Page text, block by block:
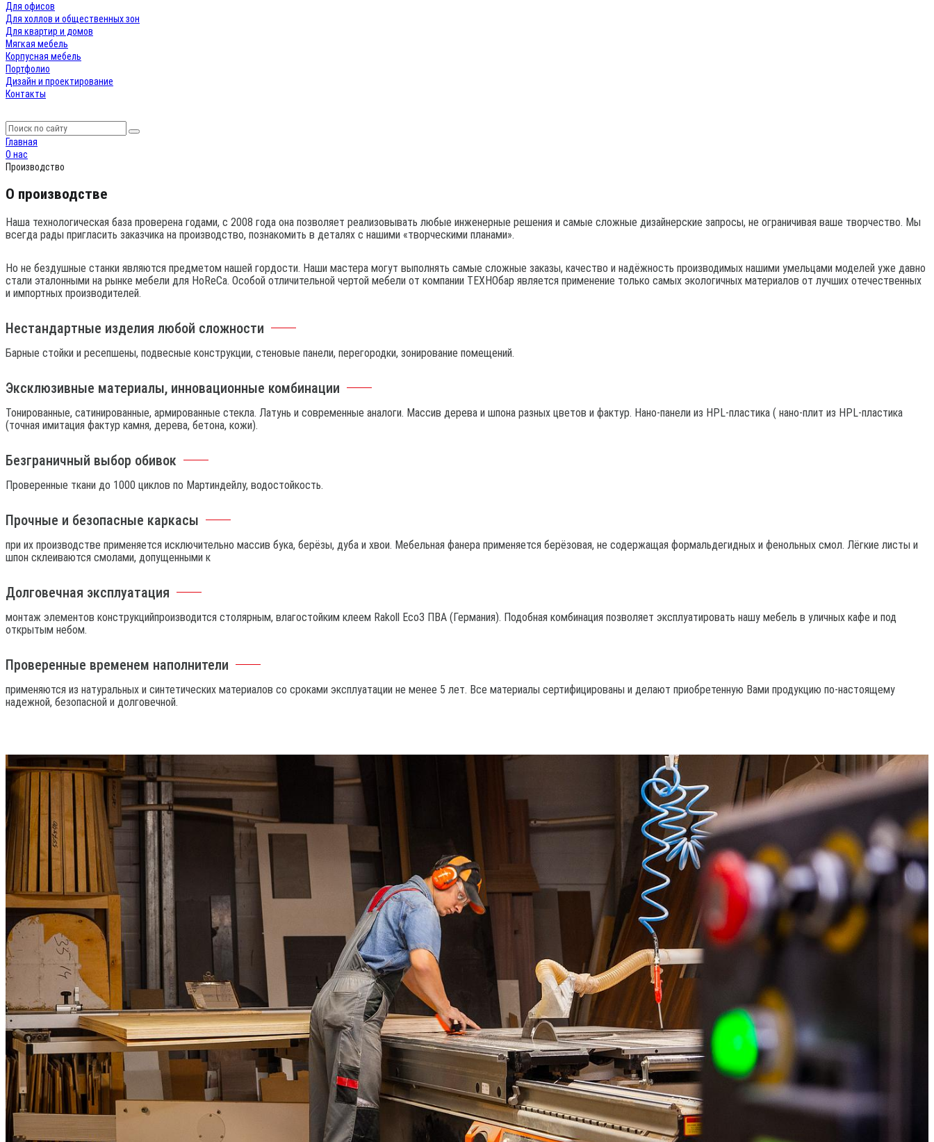
Для офисов
Для холлов и общественных зон
Для квартир и домов
Мягкая мебель
Корпусная мебель
Портфолио
Дизайн и проектирование
Контакты
Главная
О нас
Производство
О производстве
Наша технологическая база проверена годами, с 2008 года она позволяет реализовывать любые инженерные решения и самые сложные дизайнерские запросы, не ограничивая ваше творчество. Мы
всегда рады пригласить заказчика на производство, познакомить в деталях с нашими «творческими планами».
Но не бездушные станки являются предметом нашей гордости. Наши мастера могут выполнять самые сложные заказы, качество и надёжность производимых нашими умельцами моделей уже давно
стали эталонными на рынке мебели для HoReCa. Особой отличительной чертой мебели от компании ТЕХНОбар является применение только самых экологичных материалов от лучших отечественных
и импортных производителей.
Нестандартные изделия любой сложности
Барные стойки и ресепшены, подвесные конструкции, стеновые панели, перегородки, зонирование помещений.
Эксклюзивные материалы, инновационные комбинации
Тонированные, сатинированные, армированные стекла. Латунь и современные аналоги. Массив дерева и шпона разных цветов и фактур. Нано-панели из HPL-пластика ( нано-плит из HPL-пластика
(точная имитация фактур камня, дерева, бетона, кожи).
Безграничный выбор обивок
Проверенные ткани до 1000 циклов по Мартиндейлу, водостойкость.
Прочные и безопасные каркасы
при их производстве применяется исключительно массив бука, берёзы, дуба и хвои. Мебельная фанера применяется берёзовая, не содержащая формальдегидных и фенольных смол. Лёгкие листы и
шпон склеиваются смолами, допущенными к
Долговечная эксплуатация
монтаж элементов конструкцийпроизводится столярным, влагостойким клеем Rakoll Eco3 ПВА (Германия). Подобная комбинация позволяет эксплуатировать нашу мебель в уличных кафе и под
открытым небом.
Проверенные временем наполнители
применяются из натуральных и синтетических материалов со сроками эксплуатации не менее 5 лет. Все материалы сертифицированы и делают приобретенную Вами продукцию по-настоящему
надежной, безопасной и долговечной.